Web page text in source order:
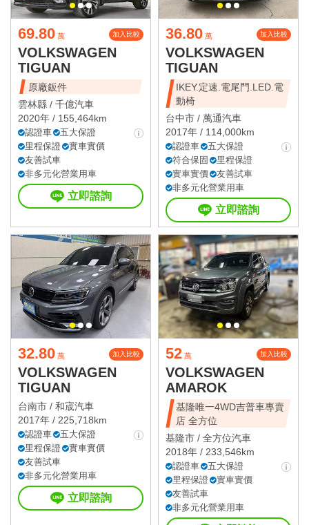
69.80 萬 加入比較
VOLKSWAGEN
TIGUAN
原廠鈑件
雲林縣 / 千億汽車
2020年 / 155,464km
認證車
五大保證
里程保證
實車實價
友善試車
非多元化營業用車
立即諮詢
36.80 萬 加入比較
VOLKSWAGEN
TIGUAN
IKEY.定速.電尾門.LED.電
動椅
台中市 / 萬通汽車
2017年 / 114,000km
認證車
五大保證
符合保固
里程保證
實車實價
友善試車
非多元化營業用車
立即諮詢
32.80 萬 加入比較
VOLKSWAGEN
TIGUAN
台南市 / 和宬汽車
2017年 / 225,718km
認證車
五大保證
里程保證
實車實價
友善試車
非多元化營業用車
立即諮詢
52 萬 加入比較
VOLKSWAGEN
AMAROK
基隆唯一4WD吉普車專賣
店 全方位
基隆市 / 全方位汽車
2018年 / 233,546km
認證車
五大保證
里程保證
實車實價
友善試車
非多元化營業用車